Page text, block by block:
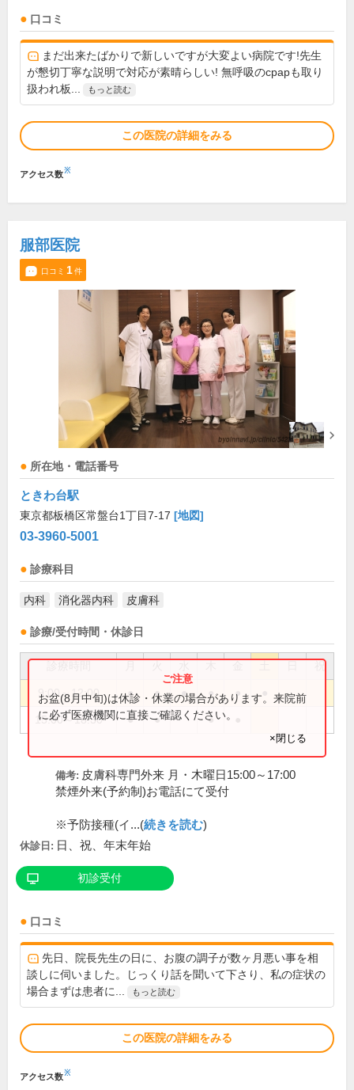
口コミ
まだ出来たばかりで新しいですが大変よい病院です!先生
が懇切丁寧な説明で対応が素晴らしい! 無呼吸のcpapも取り
扱われ板...
もっと読む
この医院の詳細をみる
アクセス数※
服部医院
口コミ 1件
所在地・電話番号
ときわ台駅
東京都板橋区常盤台1丁目7-17 [地図]
03-3960-5001
診療科目
内科 消化器内科 皮膚科
診療/受付時間・休診日
祝
9:00～12:00 ● ● ● ● ●
15:00～18:30 ● ● ●
お盆(8月中旬)は休診・休業の場合があります。来院前
に必ず医療機関に直接ご確認ください。
×閉じる
備考: 皮膚科専門外来 月・木曜日15:00～17:00
禁煙外来(予約制)お電話にて受付
※予防接種(イ...(続きを読む)
休診日: 日、祝、年末年始
初診受付
口コミ
先日、院長先生の日に、お腹の調子が数ヶ月悪い事を相
談しに伺いました。じっくり話を聞いて下さり、私の症状の
場合まずは患者に...
もっと読む
この医院の詳細をみる
アクセス数※